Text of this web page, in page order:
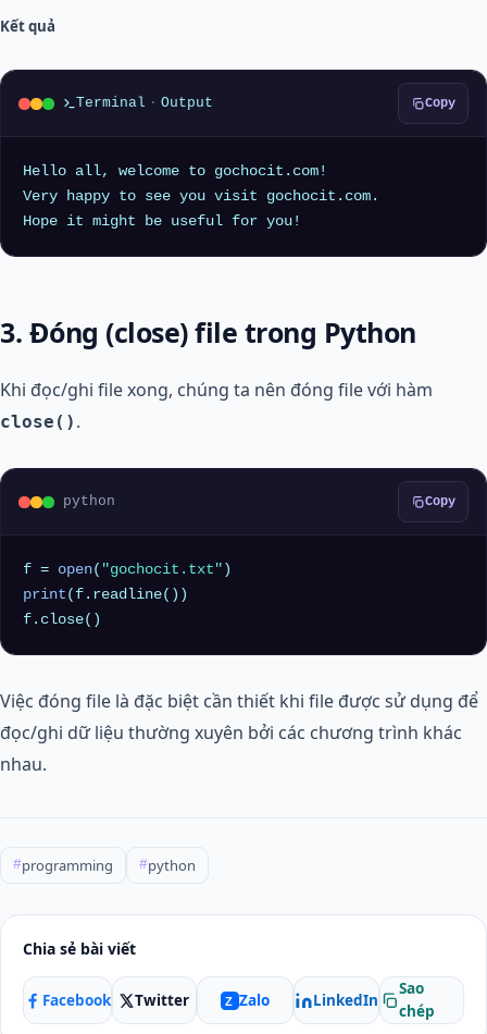
Kết quả
Terminal · Output Copy
Hello all, welcome to gochocit.com!
Very happy to see you visit gochocit.com.
3. Đóng (close) file trong Python
Khi đọc/ghi file xong, chúng ta nên đóng file với hàm
close() .
python Copy
f = open( "gochocit.txt"
print (f.readline())
Việc đóng file là đặc biệt cần thiết khi file được sử dụng để
đọc/ghi dữ liệu thường xuyên bởi các chương trình khác
nhau.
#programming #python
Chia sẻ bài viết
Facebook Twitter Z Zalo LinkedIn
Sao
chép